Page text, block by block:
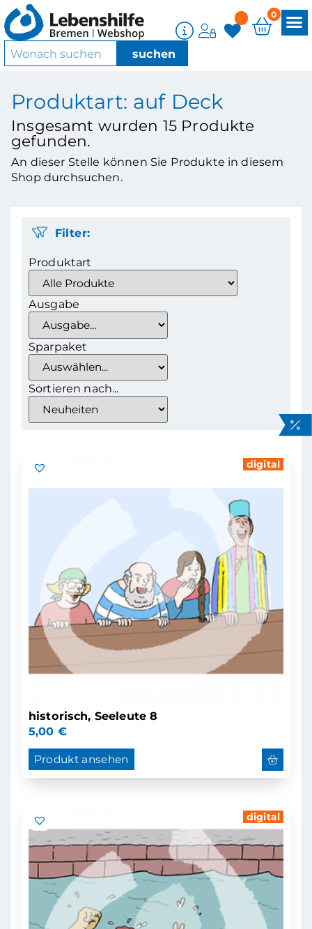
0
Produktart: auf Deck
Insgesamt wurden 15 Produkte
gefunden.
An dieser Stelle können Sie Produkte in diesem
Shop durchsuchen.
Filter:
Produktart
Ausgabe
Sparpaket
Sortieren nach...
digital
historisch, Seeleute 8
5,00 €
Produkt ansehen
digital